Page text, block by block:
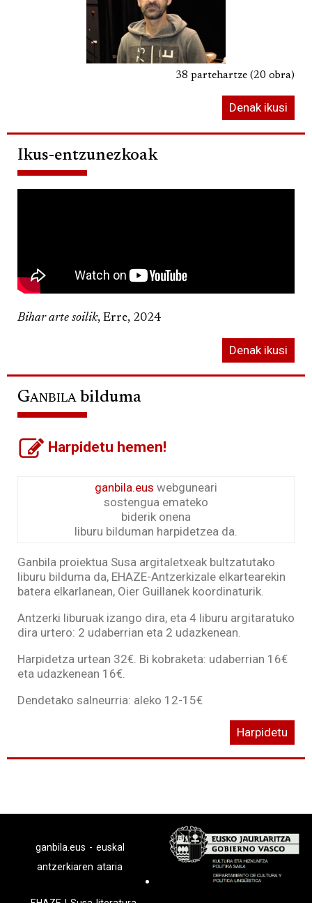
38 partehartze (20 obra)
Denak ikusi
Ikus-entzunezkoak
Bihar arte soilik, Erre, 2024
Denak ikusi
Ganbila bilduma
Harpidetu hemen!
ganbila.eus webguneari
sostengua emateko
biderik onena
liburu bilduman harpidetzea da.
Ganbila proiektua Susa argitaletxeak bultzatutako
liburu bilduma da, EHAZE-Antzerkizale elkartearekin
batera elkarlanean, Oier Guillanek koordinaturik.
Antzerki liburuak izango dira, eta 4 liburu argitaratuko
dira urtero: 2 udaberrian eta 2 udazkenean.
Harpidetza urtean 32€. Bi kobraketa: udaberrian 16€
eta udazkenean 16€.
Dendetako salneurria: aleko 12-15€
Harpidetu
ganbila.eus - euskal
antzerkiaren ataria